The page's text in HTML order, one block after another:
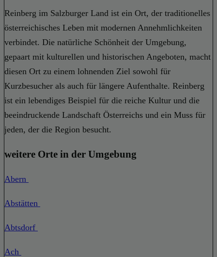
Reinberg im Salzburger Land ist ein Ort, der traditionelles
österreichisches Leben mit modernen Annehmlichkeiten
verbindet. Die natürliche Schönheit der Umgebung,
gepaart mit kulturellen und historischen Angeboten, macht
diesen Ort zu einem lohnenden Ziel sowohl für
Kurzbesucher als auch für längere Aufenthalte. Reinberg
ist ein lebendiges Beispiel für die reiche Kultur und die
beeindruckende Landschaft Österreichs und ein Muss für
jeden, der die Region besucht.
weitere Orte in der Umgebung
Abern
Abstätten
Abtsdorf
Ach